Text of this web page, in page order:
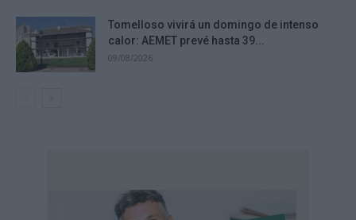
Tomelloso vivirá un domingo de intenso
calor: AEMET prevé hasta 39...
09/08/2026